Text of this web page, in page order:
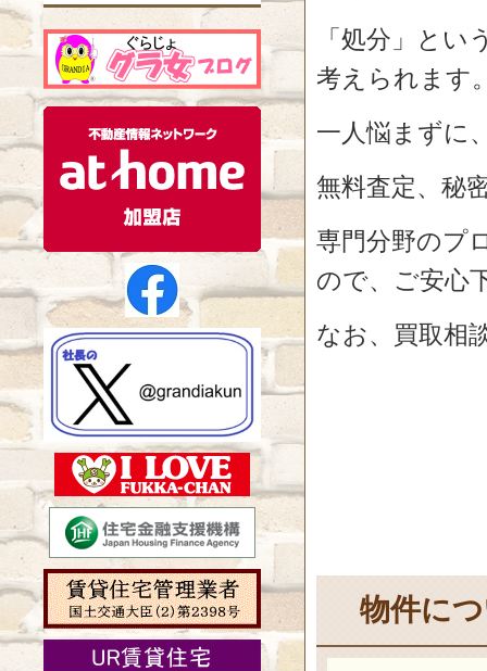
「処分」と
考えられます
一人悩まずに
無料査定、秘
専門分野のプ
ので、ご安心
なお、買取相
物件に